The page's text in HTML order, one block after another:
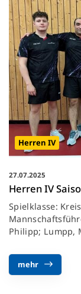
Herren IV
27.07.2025
Herren IV
Spielklasse:
Philipp; Lumpp,
mehr